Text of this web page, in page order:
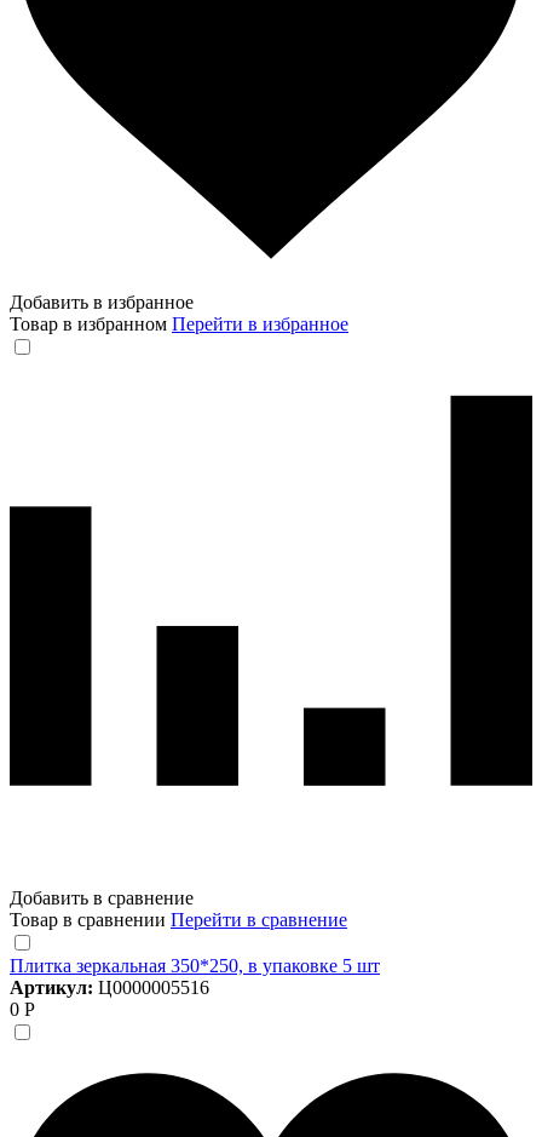
Добавить в избранное
Товар в избранном Перейти в избранное
Добавить в сравнение
Товар в сравнении Перейти в сравнение
Плитка зеркальная 350*250, в упаковке 5 шт
Артикул: Ц0000005516
0 Р